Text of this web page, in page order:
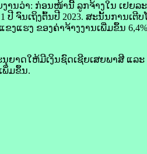
ນ​ວ່າ: ກ່ອນ​ໜ້າ​ນີ້ ລູກຈ້າງໃນ ​ເຢຍ​ລ
ປີ ຈົນ​ເຖິງຕົ້ນ​ປີ 2023. ສະນັ້ນການ​ເ
ຂງແຮງ ຂອງຄ່າ​ຈ້າງ​ງານ​ເພີ່ມ​ຂຶ້ນ
າດ​ໃຫ້ມີ​ເງິນຊົດ​ເຊີຍເສຍ​ພາສີ ແລະ
ພິ່ມ​ຂຶ້ນ.